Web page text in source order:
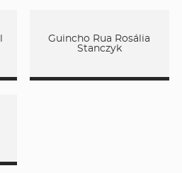
Guincho Rua Rosália
Stanczyk